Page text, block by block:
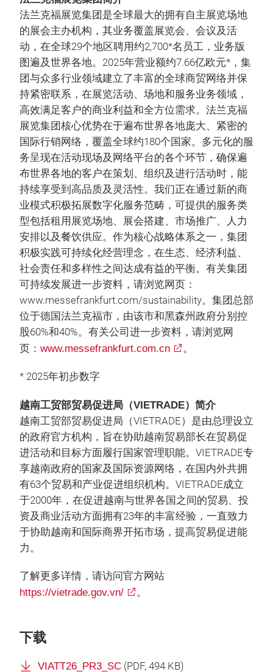
法兰克福展览集团是全球最大的拥有自主展览场地
的展会主办机构，其业务覆盖展览会、会议及活
动，在全球29个地区聘用约2,700*名员工，业务版
图遍及世界各地。2025年营业额约7.66亿欧元*，集
团与众多行业领域建立了丰富的全球商贸网络并保
持紧密联系，在展览活动、场地和服务业务领域，
高效满足客户的商业利益和全方位需求。法兰克福
展览集团核心优势在于遍布世界各地庞大、紧密的
国际行销网络，覆盖全球约180个国家。多元化的服
务呈现在活动现场及网络平台的各个环节，确保遍
布世界各地的客户在策划、组织及进行活动时，能
持续享受到高品质及灵活性。我们正在通过新的商
业模式积极拓展数字化服务范畴，可提供的服务类
型包括租用展览场地、展会搭建、市场推广、人力
安排以及餐饮供应。作为核心战略体系之一，集团
积极实践可持续化经营理念，在生态、经济利益、
社会责任和多样性之间达成有益的平衡。有关集团
可持续发展进一步资料，请浏览网页：
www.messefrankfurt.com/sustainability。集团总部
位于德国法兰克福市，由该市和黑森州政府分别控
股60%和40%。有关公司进一步资料，请浏览网
页： www.messefrankfurt.com.cn 。
* 2025年初步数字
越南工贸部贸易促进局（VIETRADE）简介
越南工贸部贸易促进局（VIETRADE）是由总理设立
的政府官方机构，旨在协助越南贸易部长在贸易促
进活动和目标方面履行国家管理职能。VIETRADE专
享越南政府的国家及国际资源网络，在国内外共拥
有63个贸易和产业促进组织机构。VIETRADE成立
于2000年，在促进越南与世界各国之间的贸易、投
资及商业活动方面拥有23年的丰富经验，一直致力
于协助越南和国际商界开拓市场，提高贸易促进能
力。
了解更多详情，请访问官方网站
https://vietrade.gov.vn/ 。
下载
VIATT26_PR3_SC (PDF, 494 KB)